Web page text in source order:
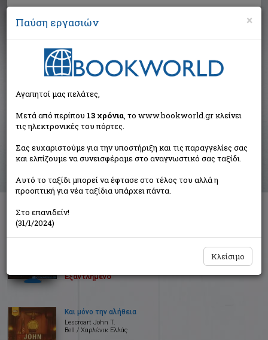
Αναζήτηση
Αποτελέσματα αναζήτησης
Συγγραφέας: Lescroart John T. (5 βιβλία)
Ταξινόμηση ανά:
Με φόβο και πάθος
Εξαντλημένο
Και μόνο την αλήθεια
Lescroart John T.
Bell / Χαρλένικ Ελλάς
×
Παύση εργασιών
Αγαπητοί μας πελάτες,
Μετά από περίπου 13 χρόνια, το www.bookworld.gr κλείνει
τις ηλεκτρονικές του πόρτες.
Σας ευχαριστούμε για την υποστήριξη και τις παραγγελίες σας
και ελπίζουμε να συνεισφέραμε στο αναγνωστικό σας ταξίδι.
Αυτό το ταξίδι μπορεί να έφτασε στο τέλος του αλλά η
προοπτική για νέα ταξίδια υπάρχει πάντα.
Στο επανιδείν!
(31/1/2024)
Κλείσιμο